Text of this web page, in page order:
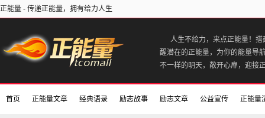
正能量 - 传递正能量，拥有给力人生
人生不给力，来点正能量！搭
醒潜在的正能量，为你的能量导
不一样的明天，敞开心扉，迎接
首页 正能量文章 经典语录 励志故事 励志文章 公益宣传 正能量